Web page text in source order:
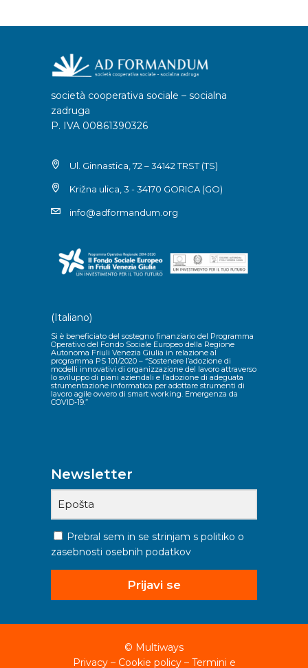
società cooperativa sociale – socialna
zadruga
P. IVA 00861390326
Ul. Ginnastica, 72 – 34142 TRST (TS)
Križna ulica, 3 - 34170 GORICA (GO)
info@adformandum.org
(Italiano)
Si è beneficiato del sostegno finanziario del Programma
Operativo del Fondo Sociale Europeo della Regione
Autonoma Friuli Venezia Giulia in relazione al
programma PS 101/2020 – “Sostenere l’adozione di
modelli innovativi di organizzazione del lavoro attraverso
lo sviluppo di piani aziendali e l’adozione di adeguata
strumentazione informatica per adottare strumenti di
lavoro agile ovvero di smart working. Emergenza da
COVID-19.”
Newsletter
Prebral sem in se strinjam s politiko o
zasebnosti osebnih podatkov
Prijavi se
© Multiways
Privacy– Cookie policy– Termini e